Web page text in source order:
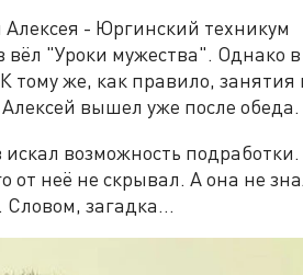
- Юргинский техникум
вёл "Уроки мужества". Однако
тому же, как правило, занятия
вышел уже после обеда.
возможность подработки.
от неё не скрывал. А она не
Словом, загадка…